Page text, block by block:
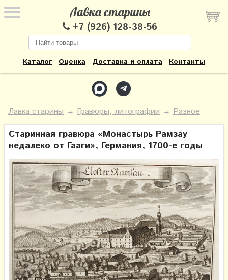
Лавка старины
+7 (926) 128-38-56
Каталог Оценка Доставка и оплата Контакты
Лавка старины → Гравюры, литографии → Разное
Старинная гравюра «Монастырь Рамзау
недалеко от Гааги», Германия, 1700-е годы